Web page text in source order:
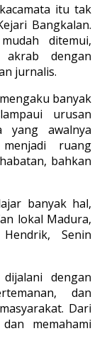
itu tak
Bangkalan.
ditemui,
dengan
jurnalis.
banyak
urusan
yang awalnya
ruang
bahkan
banyak hal,
lokal Madura,
Senin
dengan
dan
Dari
memahami